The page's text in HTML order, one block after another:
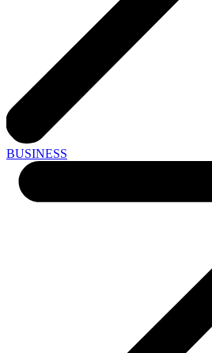
BUSINESS